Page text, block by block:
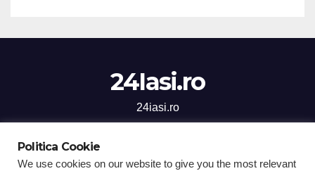
24Iasi.ro
24iasi.ro
Politica Cookie
We use cookies on our website to give you the most relevant